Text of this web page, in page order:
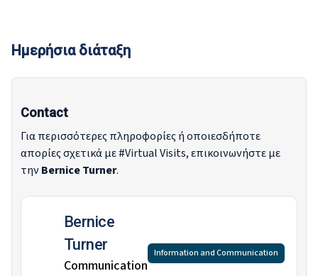
Ημερήσια διάταξη
Contact
Για περισσότερες πληροφορίες ή οποιεσδήποτε
απορίες σχετικά με #Virtual Visits, επικοινωνήστε με
τηνBernice Turner.
Bernice
Turner
Communication
Information and Communication